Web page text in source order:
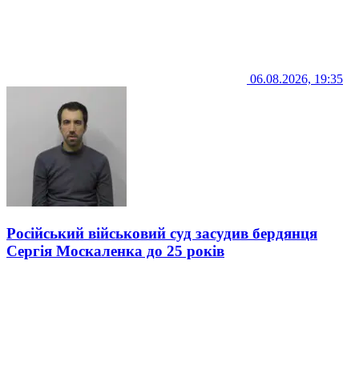
06.08.2026, 19:35
Російський військовий суд засудив бердянця
Сергія Москаленка до 25 років